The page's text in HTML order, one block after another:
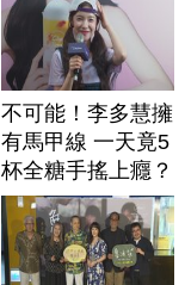
不可能！李多慧擁
有馬甲線 一天竟5
杯全糖手搖上癮？